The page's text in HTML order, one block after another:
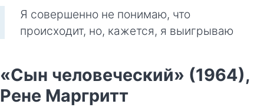
Я совершенно не понимаю, что
происходит, но, кажется, я выигрываю
«Сын человеческий» (1964),
Рене Маргритт